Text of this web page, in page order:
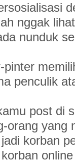
nggak
nunduk
penculik
post di
orang yang
korban